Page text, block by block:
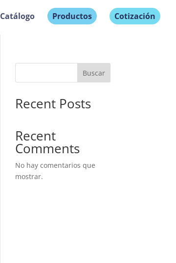
Catálogo Productos Cotización
Buscar
Recent Posts
Recent
Comments
No hay comentarios que
mostrar.